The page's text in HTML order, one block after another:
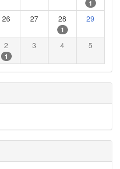
1
26 27 28
1
29
2
1
3 4 5